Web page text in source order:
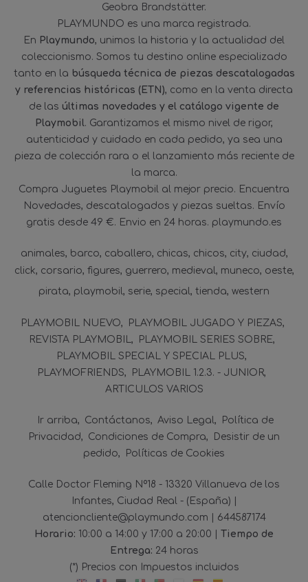
Geobra Brandstätter.
PLAYMUNDO es una marca registrada.
En Playmundo, unimos la historia y la actualidad del
coleccionismo. Somos tu destino online especializado
tanto en la búsqueda técnica de piezas descatalogadas
y referencias históricas (ETN), como en la venta directa
de las últimas novedades y el catálogo vigente de
Playmobil. Garantizamos el mismo nivel de rigor,
autenticidad y cuidado en cada pedido, ya sea una
pieza de colección rara o el lanzamiento más reciente de
la marca.
Compra Juguetes Playmobil al mejor precio. Encuentra
Novedades, descatalogados y piezas sueltas. Envío
gratis desde 49 €. Envio en 24 horas. playmundo.es
animales barco caballero chicas chicos city ciudad
click corsario figures guerrero medieval muneco oeste
pirata playmobil serie special tienda western
PLAYMOBIL NUEVO
PLAYMOBIL JUGADO Y PIEZAS
REVISTA PLAYMOBIL
PLAYMOBIL SERIES SOBRE
PLAYMOBIL SPECIAL Y SPECIAL PLUS
PLAYMOFRIENDS
PLAYMOBIL 1.2.3. - JUNIOR
ARTICULOS VARIOS
Ir arriba Contáctanos Aviso Legal
Política de
Privacidad
Condiciones de Compra
Desistir de un
pedido
Políticas de Cookies
Calle Doctor Fleming Nº18 - 13320 Villanueva de los
Infantes, Ciudad Real - (España) |
atencioncliente@playmundo.com | 644587174
Horario: 10:00 a 14:00 y 17:00 a 20:00 | Tiempo de
Entrega: 24 horas
(*) Precios con Impuestos incluidos